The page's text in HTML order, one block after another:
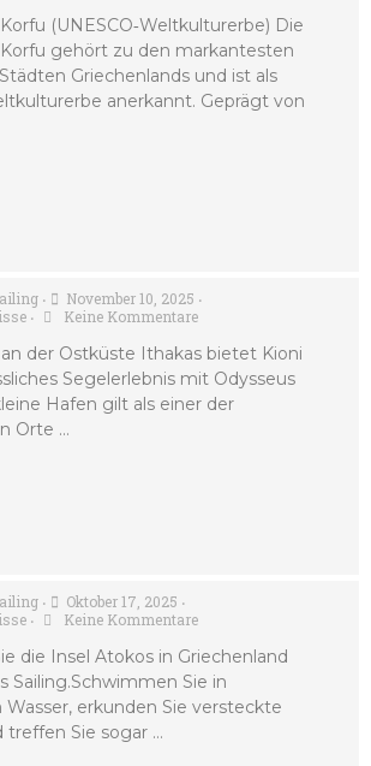
(UNESCO‑Weltkulturerbe) Die
gehört zu den markantesten
Griechenlands und ist als
anerkannt. Geprägt von
• November 10, 2025 •
• Keine Kommentare
der Ostküste Ithakas bietet Kioni
Segelerlebnis mit Odysseus
Hafen gilt als einer der
Orte …
• Oktober 17, 2025 •
• Keine Kommentare
die Insel Atokos in Griechenland
Sailing.Schwimmen Sie in
erkunden Sie versteckte
treffen Sie sogar …